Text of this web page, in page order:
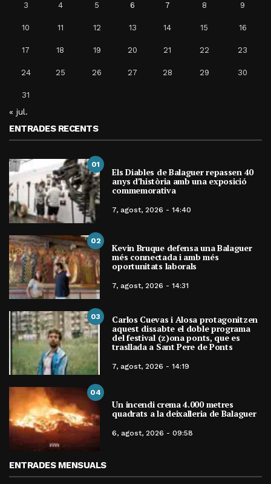
3 4 5 6 7 8 9
10 11 12 13 14 15 16
17 18 19 20 21 22 23
24 25 26 27 28 29 30
31
« jul.
ENTRADES RECENTS
01
Els Diables de Balaguer repassen 40
anys d’història amb una exposició
commemorativa
7, agost, 2026 - 14:40
02
Kevin Bruque defensa una Balaguer
més connectada i amb més
oportunitats laborals
7, agost, 2026 - 14:31
03 Carlos Cuevas i Alosa protagonitzen
aquest dissabte el doble programa
del festival (z)ona ponts, que es
trasllada a Sant Pere de Ponts
7, agost, 2026 - 14:19
04
Un incendi crema 4.000 metres
quadrats a la deixalleria de Balaguer
6, agost, 2026 - 09:58
ENTRADES MENSUALS